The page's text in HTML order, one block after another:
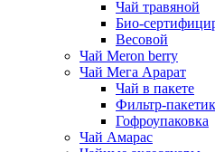
Чай травяной
Био-
Весовой
Чай Meron berry
Чай Мега Арарат
Чай в пакете
Фильтр-
Гофроупаковка
Чай Амарас